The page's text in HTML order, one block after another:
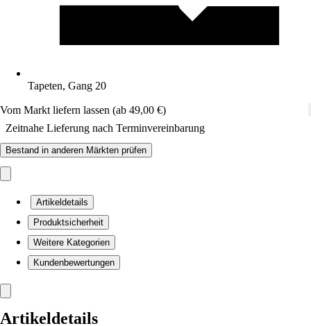
Tapeten, Gang 20
Vom Markt liefern lassen (ab 49,00 €)
Zeitnahe Lieferung nach Terminvereinbarung
Bestand in anderen Märkten prüfen
Artikeldetails
Produktsicherheit
Weitere Kategorien
Kundenbewertungen
Artikeldetails